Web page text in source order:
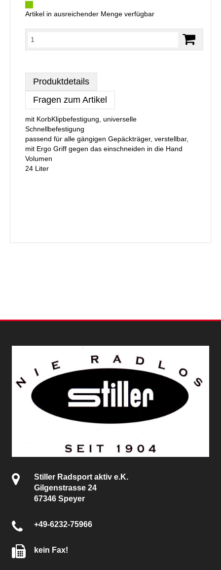
Artikel in ausreichender Menge verfügbar
Produktdetails
Fragen zum Artikel
mit KorbKlipbefestigung, universelle
Schnellbefestigung
passend für alle gängigen Gepäckträger, verstellbar,
mit Ergo Griff gegen das einschneiden in die Hand
Volumen
24 Liter
Stiller Radsport aktiv e.K.
Gilgenstrasse 24
67346 Speyer
+49-6232-75966
kein Fax!